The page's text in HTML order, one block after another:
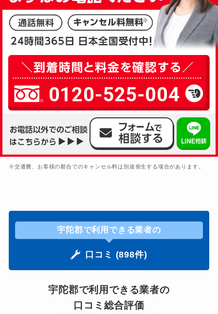
0120-525-004
※交通費、お客様の都合でのキャンセル料は別途発生する場合があります。
宇陀郡で利用できる業者の
口コミ (898件)
宇陀郡で利用できる業者の
口コミ総合評価